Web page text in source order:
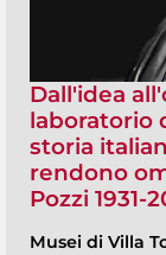
Dall'idea
laboratorio
storia
rendono
Pozzi 1931-
Musei di Villa